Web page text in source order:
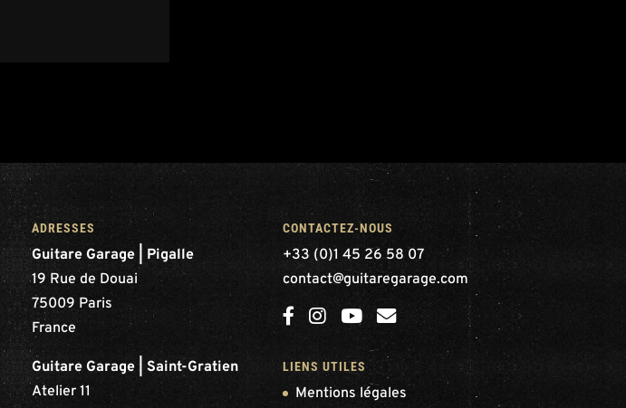
ADRESSES
Guitare Garage | Pigalle
19 Rue de Douai
75009 Paris
France
Guitare Garage | Saint-Gratien
Atelier 11
CONTACTEZ-NOUS
+33 (0)1 45 26 58 07
contact@guitaregarage.com
LIENS UTILES
Mentions légales